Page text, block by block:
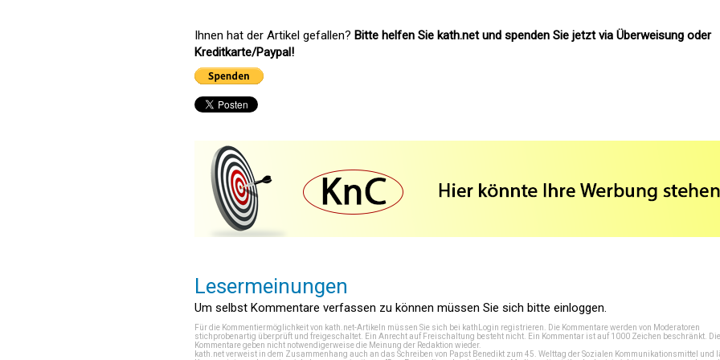
Ihnen hat der Artikel gefallen? Bitte helfen Sie kath.net und spenden Sie jetzt via Überweisung oder
Kreditkarte/Paypal!
Lesermeinungen
Um selbst Kommentare verfassen zu können müssen Sie sich bitte einloggen.
Für die Kommentiermöglichkeit von kath.net-Artikeln müssen Sie sich bei kathLogin registrieren . Die Kommentare werden von Moderatoren
stichprobenartig überprüft und freigeschaltet. Ein Anrecht auf Freischaltung besteht nicht. Ein Kommentar ist auf 1000 Zeichen beschränkt. Die
Kommentare geben nicht notwendigerweise die Meinung der Redaktion wieder.
kath.net verweist in dem Zusammenhang auch an das Schreiben von Papst Benedikt zum 45. Welttag der Sozialen Kommunikationsmittel und